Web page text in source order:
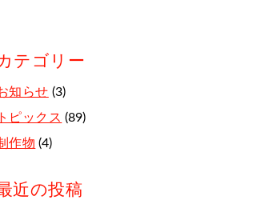
テゴリー
知らせ (3)
トピックス (89)
作物 (4)
近の投稿